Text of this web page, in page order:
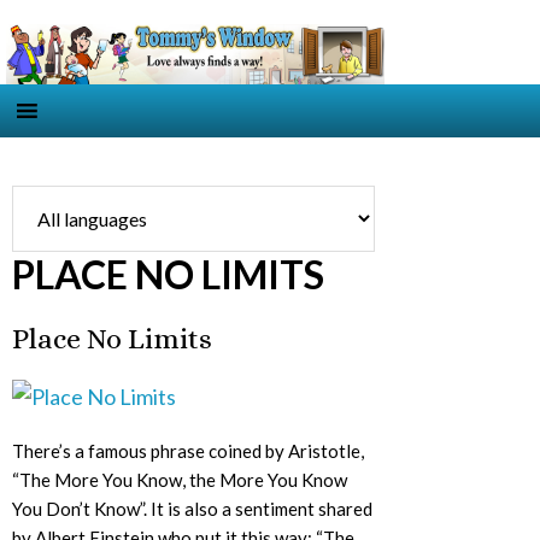
PLACE NO LIMITS
Place No Limits
There’s a famous phrase coined by Aristotle,
“The More You Know, the More You Know
You Don’t Know”. It is also a sentiment shared